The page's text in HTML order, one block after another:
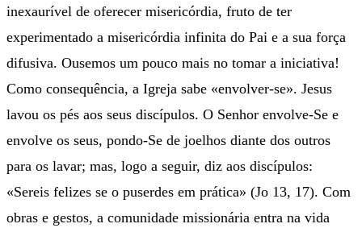
inexaurível de oferecer misericórdia, fruto de ter
experimentado a misericórdia infinita do Pai e a sua força
difusiva. Ousemos um pouco mais no tomar a iniciativa!
Como consequência, a Igreja sabe «envolver-se». Jesus
lavou os pés aos seus discípulos. O Senhor envolve-Se e
envolve os seus, pondo-Se de joelhos diante dos outros
para os lavar; mas, logo a seguir, diz aos discípulos:
«Sereis felizes se o puserdes em prática» (Jo 13, 17). Com
obras e gestos, a comunidade missionária entra na vida